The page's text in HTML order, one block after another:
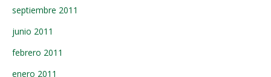
septiembre 2011
junio 2011
febrero 2011
enero 2011